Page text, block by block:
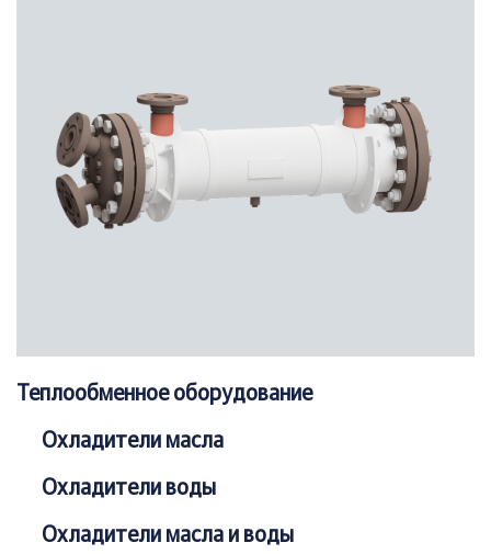
Теплообменное оборудование
Охладители масла
Охладители воды
Охладители масла и воды